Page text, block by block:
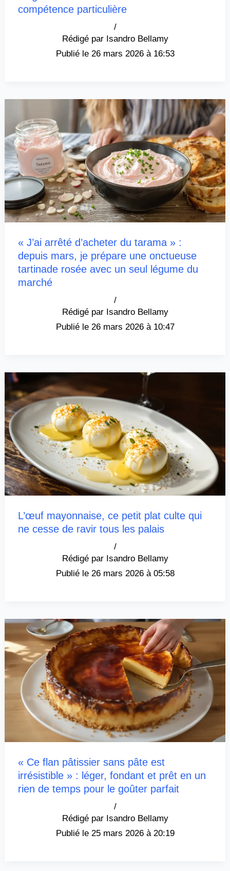
compétence particulière
Isandro Bellamy
/
26 mars 2026 à 16:53
« J’ai arrêté d’acheter du tarama » :
depuis mars, je prépare une onctueuse
tartinade rosée avec un seul légume du
marché
Isandro Bellamy
/
26 mars 2026 à 10:47
L’œuf mayonnaise, ce petit plat culte qui
ne cesse de ravir tous les palais
Isandro Bellamy
/
26 mars 2026 à 05:58
« Ce flan pâtissier sans pâte est
irrésistible » : léger, fondant et prêt en un
rien de temps pour le goûter parfait
Isandro Bellamy
/
25 mars 2026 à 20:19